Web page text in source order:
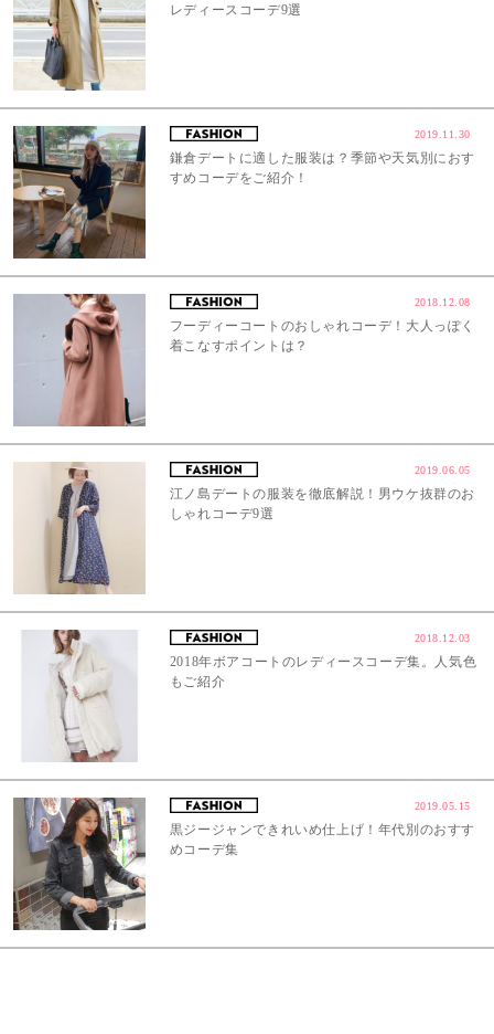
レディースコーデ9選
2019.11.30
鎌倉デートに適した服装は？季節や天気別におす
すめコーデをご紹介！
2018.12.08
フーディーコートのおしゃれコーデ！大人っぽく
着こなすポイントは？
2019.06.05
江ノ島デートの服装を徹底解説！男ウケ抜群のお
しゃれコーデ9選
2018.12.03
2018年ボアコートのレディースコーデ集。人気色
もご紹介
2019.05.15
黒ジージャンできれいめ仕上げ！年代別のおすす
めコーデ集